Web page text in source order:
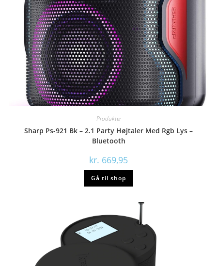
Produkter
Sharp Ps-921 Bk – 2.1 Party Højtaler Med Rgb Lys –
Bluetooth
kr. 669,95
Gå til shop